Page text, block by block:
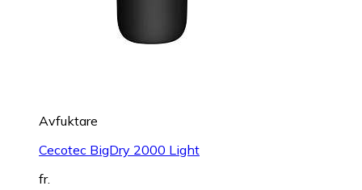
Avfuktare
Cecotec BigDry 2000 Light
fr.